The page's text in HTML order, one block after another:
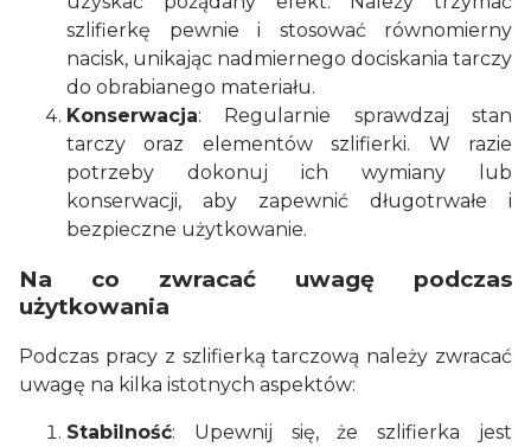
szlifierkę pewnie i stosować równomierny
nacisk, unikając nadmiernego dociskania tarczy
do obrabianego materiału.
Konserwacja: Regularnie sprawdzaj stan
tarczy oraz elementów szlifierki. W razie
potrzeby dokonuj ich wymiany lub
konserwacji, aby zapewnić długotrwałe i
bezpieczne użytkowanie.
Na co zwracać uwagę podczas
użytkowania
Podczas pracy z szlifierką tarczową należy zwracać
uwagę na kilka istotnych aspektów:
Stabilność: Upewnij się, że szlifierka jest